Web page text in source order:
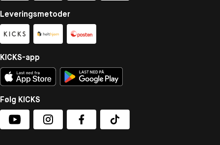
Leveringsmetoder
KICKS-app
Følg KICKS